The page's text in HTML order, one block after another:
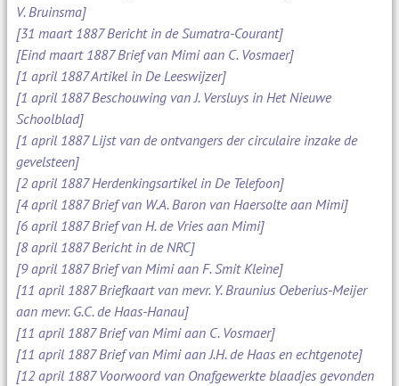
V. Bruinsma]
[31 maart 1887 Bericht in de Sumatra-Courant]
[Eind maart 1887 Brief van Mimi aan C. Vosmaer]
[1 april 1887 Artikel in De Leeswijzer]
[1 april 1887 Beschouwing van J. Versluys in Het Nieuwe
Schoolblad]
[1 april 1887 Lijst van de ontvangers der circulaire inzake de
gevelsteen]
[2 april 1887 Herdenkingsartikel in De Telefoon]
[4 april 1887 Brief van W.A. Baron van Haersolte aan Mimi]
[6 april 1887 Brief van H. de Vries aan Mimi]
[8 april 1887 Bericht in de NRC]
[9 april 1887 Brief van Mimi aan F. Smit Kleine]
[11 april 1887 Briefkaart van mevr. Y. Braunius Oeberius-Meijer
aan mevr. G.C. de Haas-Hanau]
[11 april 1887 Brief van Mimi aan C. Vosmaer]
[11 april 1887 Brief van Mimi aan J.H. de Haas en echtgenote]
[12 april 1887 Voorwoord van Onafgewerkte blaadjes gevonden